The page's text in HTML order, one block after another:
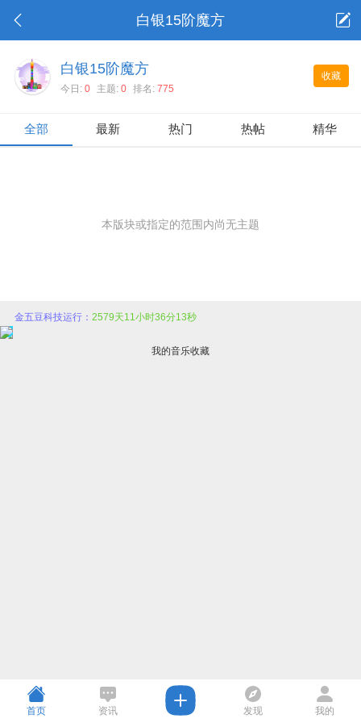
白银15阶魔方
收藏
白银15阶魔方
今日: 0 主题: 0 排名: 775
全部 最新 热门 热帖 精华
本版块或指定的范围内尚无主题
金五豆科技运行： 2579天11小时36分13秒
我的音乐收藏
首页 资讯 发现 我的